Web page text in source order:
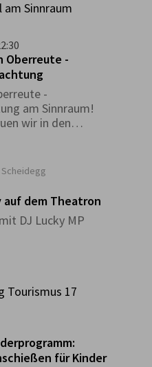
Entstehung der
wurde dieser
und auf den
Gesellschaft
Oberreute -
-
am Sinnraum!
wir in den
auf dem Theatron
DJ Lucky MP
für Kinder